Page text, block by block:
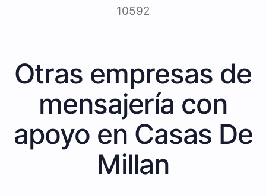
10592
Otras empresas de
mensajería con
apoyo en Casas De
Millan